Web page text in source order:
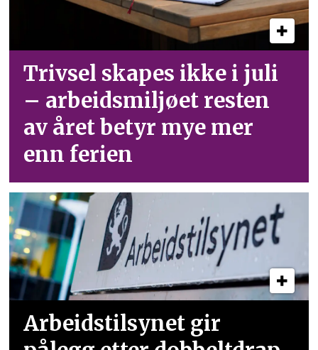
Trivsel skapes ikke i juli
– arbeid­smiljøet resten
av året betyr mye mer
enn ferien
Arbeidstilsynet gir